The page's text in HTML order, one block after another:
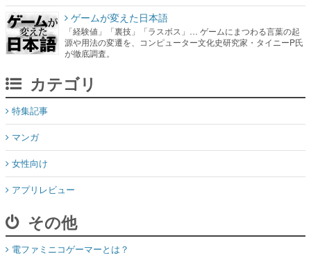
ゲームが変えた日本語
「経験値」「裏技」「ラスボス」… ゲームにまつわる言葉の起
源や用法の変遷を、コンピューター文化史研究家・タイニーP氏
が徹底調査。
カテゴリ
特集記事
マンガ
女性向け
アプリレビュー
その他
電ファミニコゲーマーとは？